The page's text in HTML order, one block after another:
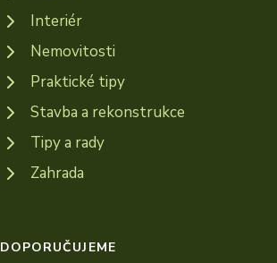
Interiér
Nemovitosti
Praktické tipy
Stavba a rekonstrukce
Tipy a rady
Zahrada
DOPORUČUJEME